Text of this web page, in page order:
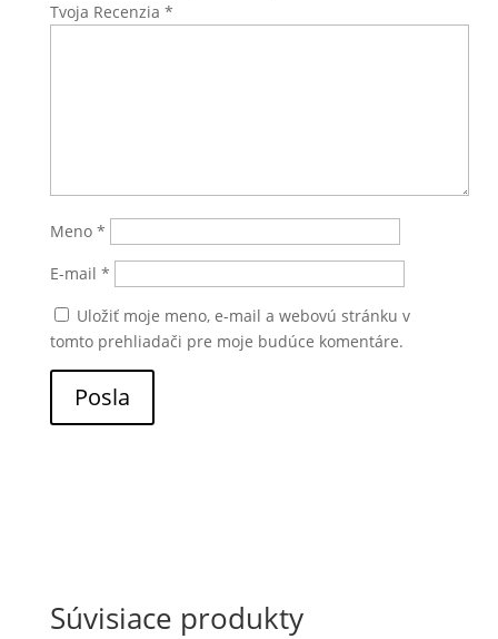
Tvoja Recenzia *
Meno *
E-mail *
Uložiť moje meno, e-mail a webovú stránku v
tomto prehliadači pre moje budúce komentáre.
Posla
Súvisiace produkty